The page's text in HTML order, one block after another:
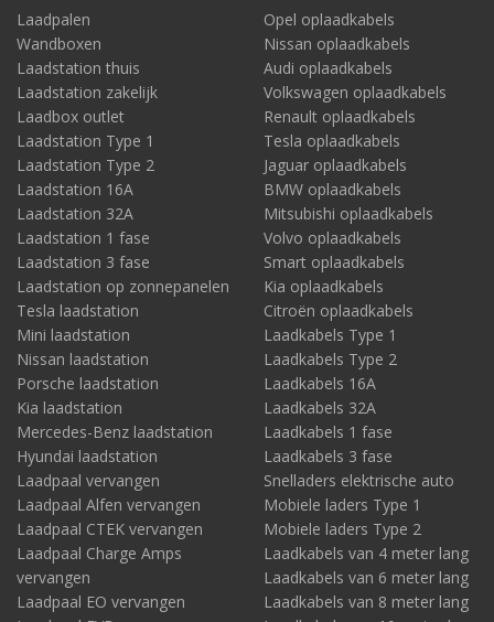
Laadpalen
Wandboxen
Laadstation thuis
Laadstation zakelijk
Laadbox outlet
Laadstation Type 1
Laadstation Type 2
Laadstation 16A
Laadstation 32A
Laadstation 1 fase
Laadstation 3 fase
Laadstation op zonnepanelen
Tesla laadstation
Mini laadstation
Nissan laadstation
Porsche laadstation
Kia laadstation
Mercedes-Benz laadstation
Hyundai laadstation
Laadpaal vervangen
Laadpaal Alfen vervangen
Laadpaal CTEK vervangen
Laadpaal Charge Amps
vervangen
Laadpaal EO vervangen
Opel oplaadkabels
Nissan oplaadkabels
Audi oplaadkabels
Volkswagen oplaadkabels
Renault oplaadkabels
Tesla oplaadkabels
Jaguar oplaadkabels
BMW oplaadkabels
Mitsubishi oplaadkabels
Volvo oplaadkabels
Smart oplaadkabels
Kia oplaadkabels
Citroën oplaadkabels
Laadkabels Type 1
Laadkabels Type 2
Laadkabels 16A
Laadkabels 32A
Laadkabels 1 fase
Laadkabels 3 fase
Snelladers elektrische auto
Mobiele laders Type 1
Mobiele laders Type 2
Laadkabels van 4 meter lang
Laadkabels van 6 meter lang
Laadkabels van 8 meter lang